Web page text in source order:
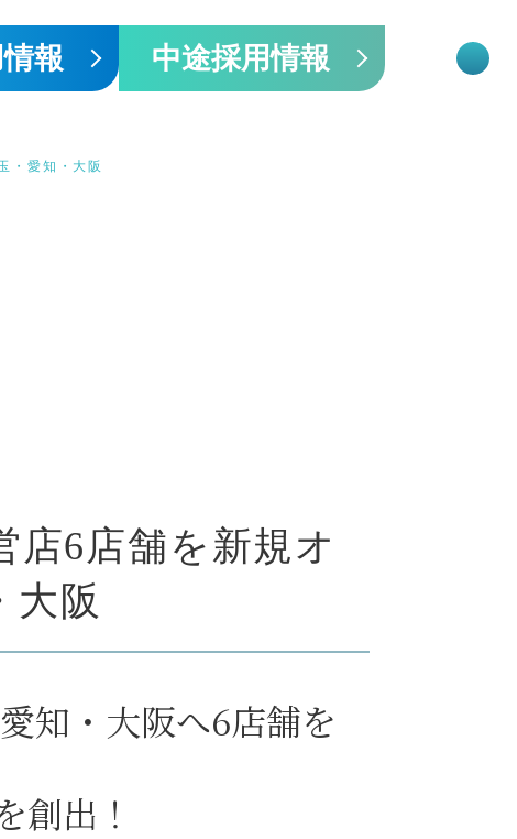
報 中途採用情報
・愛知・大阪
店6店舗を新規オ
大阪
知・大阪へ6店舗を
創出！